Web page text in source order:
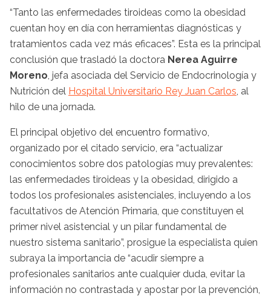
“Tanto las enfermedades tiroideas como la obesidad
cuentan hoy en día con herramientas diagnósticas y
tratamientos cada vez más eficaces”. Esta es la principal
conclusión que trasladó la doctora Nerea Aguirre
Moreno, jefa asociada del Servicio de Endocrinología y
Nutrición del Hospital Universitario Rey Juan Carlos, al
hilo de una jornada.
El principal objetivo del encuentro formativo,
organizado por el citado servicio, era “actualizar
conocimientos sobre dos patologías muy prevalentes:
las enfermedades tiroideas y la obesidad, dirigido a
todos los profesionales asistenciales, incluyendo a los
facultativos de Atención Primaria, que constituyen el
primer nivel asistencial y un pilar fundamental de
nuestro sistema sanitario”, prosigue la especialista quien
subraya la importancia de “acudir siempre a
profesionales sanitarios ante cualquier duda, evitar la
información no contrastada y apostar por la prevención,